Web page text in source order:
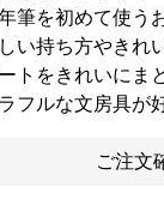
筆を初めて使う
しい持ち方やきれ
トをきれいにま
フルな文房具が
ご注文